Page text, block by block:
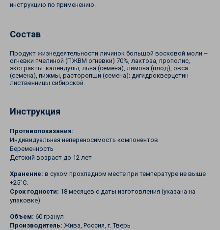
инструкцию по применению.
Состав
Продукт жизнедеятельности личинок большой восковой моли –
огневки пчелиной (ПЖВМ огневки) 70%, лактоза, прополис,
экстракты: календулы, льна (семена), лимона (плод), овса
(семена), пижмы, расторопши (семена); дигидрокверцетин
лиственницы сибирской.
Инструкция
Противопоказания:
Индивидуальная непереносимость компонентов
Беременность
Детский возраст до 12 лет
Хранение: в сухом прохладном месте при температуре не выше
+25˚С.
Срок годности: 18 месяцев с даты изготовления (указана на
упаковке)
Объем: 60 гранул
Производитель: Жива, Россия, г. Тверь